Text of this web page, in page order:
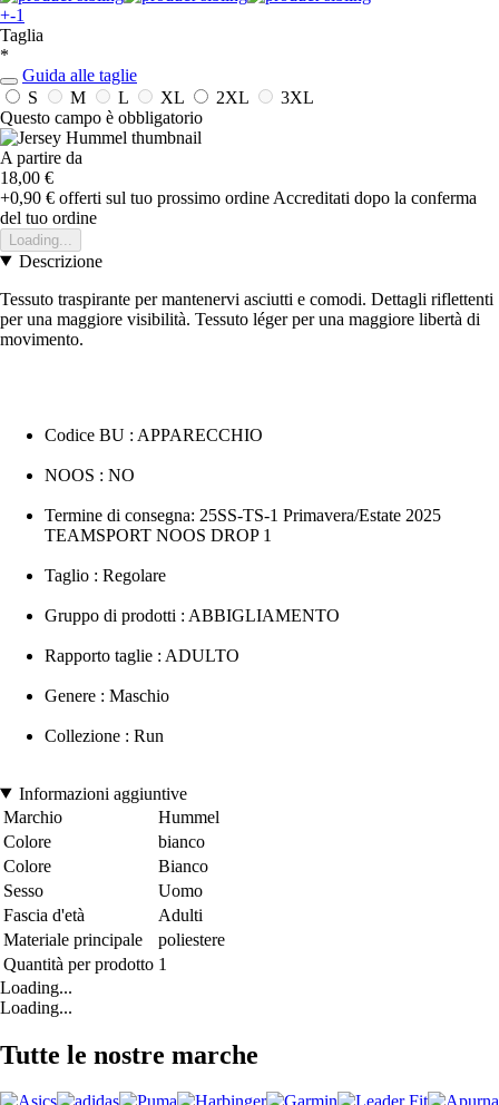
+-1
Taglia
*
Guida alle taglie
S
M L XL 2XL
3XL
Questo campo è obbligatorio
A partire da
18,00 €
+0,90 € offerti sul tuo prossimo ordine Accreditati dopo la conferma
del tuo ordine
Loading...
Descrizione
Tessuto traspirante per mantenervi asciutti e comodi. Dettagli riflettenti
per una maggiore visibilità. Tessuto léger per una maggiore libertà di
movimento.
Codice BU : APPARECCHIO
NOOS : NO
Termine di consegna: 25SS-TS-1 Primavera/Estate 2025
TEAMSPORT NOOS DROP 1
Taglio : Regolare
Gruppo di prodotti : ABBIGLIAMENTO
Rapporto taglie : ADULTO
Genere : Maschio
Collezione : Run
Informazioni aggiuntive
Marchio
Hummel
Colore
bianco
Colore
Bianco
Sesso
Uomo
Fascia d'età
Adulti
Materiale principale
poliestere
Quantità per prodotto 1
Loading...
Loading...
Tutte le nostre marche